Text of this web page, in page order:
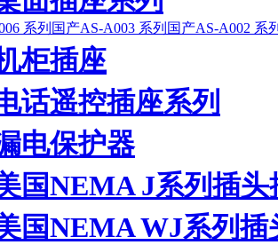
系列 国产AS-A003 系列 国产AS-A002 系
柜插座
话遥控插座系列
电保护器
国NEMA J系列插头
国NEMA WJ系列插